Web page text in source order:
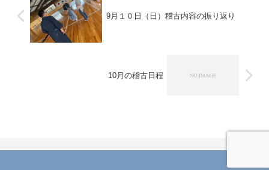
9月１０日（日）稽古内容の振り返り
10月の稽古日程